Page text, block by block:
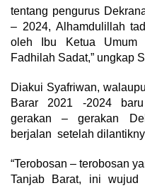
tentang pengurus
– 2024, Alhamdulillah
oleh Ibu Ketua Umum
Fadhilah Sadat,” ungkap
Diakui Syafriwan,
Barar 2021 -2024
gerakan – gerakan
berjalan setelah
“Terobosan – terobosan
Tanjab Barat, ini wujud